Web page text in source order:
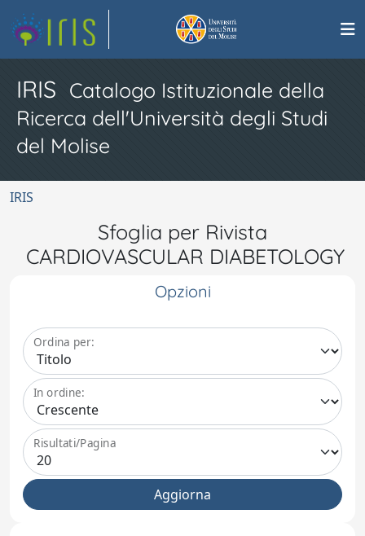
IRIS Catalogo Istituzionale della
Ricerca dell'Università degli Studi
del Molise
IRIS
Sfoglia per Rivista
CARDIOVASCULAR DIABETOLOGY
Opzioni
Ordina per:
In ordine:
Risultati/Pagina